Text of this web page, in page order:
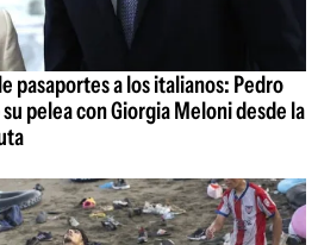
pasaportes a los italianos: Pedro
pelea con Giorgia Meloni desde la